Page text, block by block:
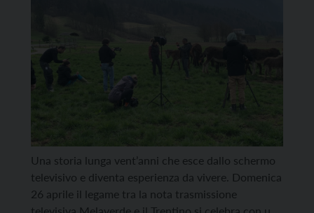
Una storia lunga vent’anni che esce dallo schermo
televisivo e diventa esperienza da vivere. Domenica
26 aprile il legame tra la nota trasmissione